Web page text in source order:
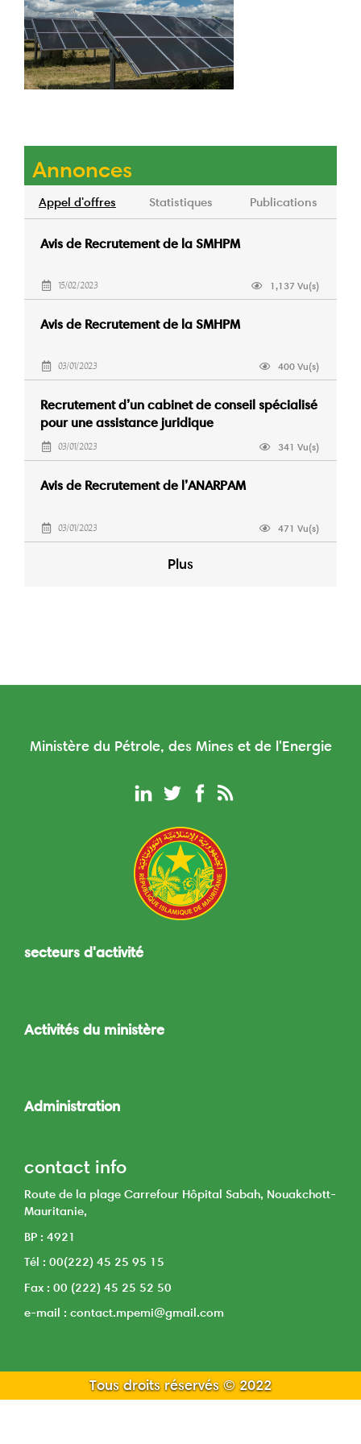
Annonces
Appel d'offres Statistiques Publications
Avis de Recrutement de la SMHPM
15/02/2023 1,137 Vu(s)
Avis de Recrutement de la SMHPM
03/01/2023 400 Vu(s)
Recrutement d’un cabinet de conseil spécialisé
pour une assistance juridique
03/01/2023 341 Vu(s)
Avis de Recrutement de l’ANARPAM
03/01/2023 471 Vu(s)
Plus
Ministère du Pétrole, des Mines et de l'Energie
secteurs d'activité
Activités du ministère
Administration
contact info
Route de la plage Carrefour Hôpital Sabah, Nouakchott-
Mauritanie,
BP : 4921
Tél : 00(222) 45 25 95 15
Fax : 00 (222) 45 25 52 50
e-mail : contact.mpemi@gmail.com
Tous droits réservés © 2022